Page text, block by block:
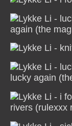
again (the
lucky again
rivers (rulexxx